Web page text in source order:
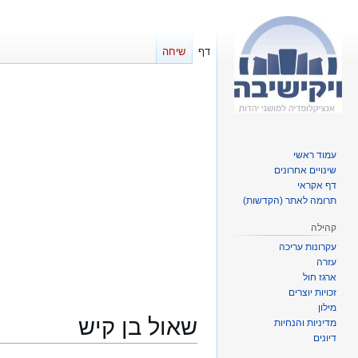
שאול בן קיש
דף שיחה
עמוד ראשי
שינויים אחרונים
דף אקראי
תרומה לאתר (הקדשות)
קהילה
עקרונות עריכה
עזרה
ארגז חול
זכויות יוצרים
מילון
מדיניות והנחיות
דיונים